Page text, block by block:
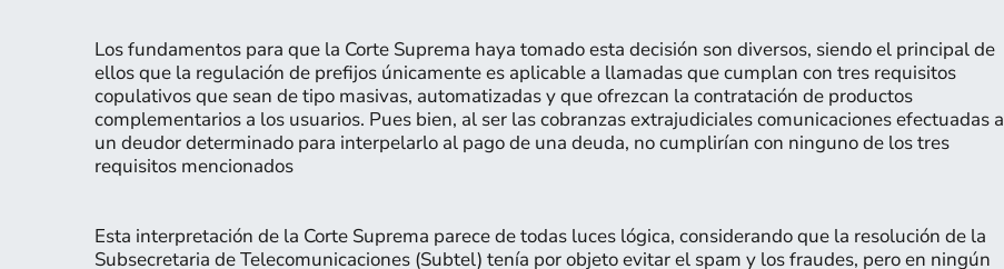
Los fundamentos para que la Corte Suprema haya tomado esta decisión son diversos, siendo el principal de
ellos que la regulación de prefijos únicamente es aplicable a llamadas que cumplan con tres requisitos
copulativos que sean de tipo masivas, automatizadas y que ofrezcan la contratación de productos
complementarios a los usuarios. Pues bien, al ser las cobranzas extrajudiciales comunicaciones efectuadas a
un deudor determinado para interpelarlo al pago de una deuda, no cumplirían con ninguno de los tres
requisitos mencionados
Esta interpretación de la Corte Suprema parece de todas luces lógica, considerando que la resolución de la
Subsecretaria de Telecomunicaciones (Subtel) tenía por objeto evitar el spam y los fraudes, pero en ningún